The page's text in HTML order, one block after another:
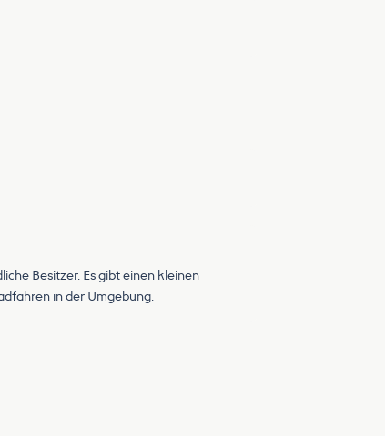
Besitzer. Es gibt einen kleinen
in der Umgebung.